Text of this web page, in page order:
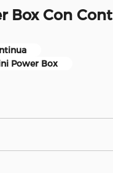
Box Con
Power Box